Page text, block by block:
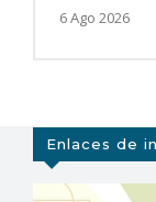
6 Ago 2026
Enlaces de